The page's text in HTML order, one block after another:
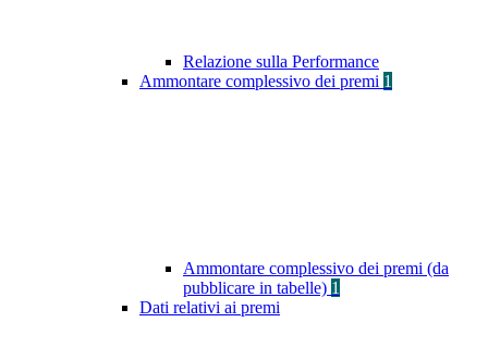
Relazione sulla Performance
Ammontare complessivo dei premi 1
Ammontare complessivo dei premi (da
pubblicare in tabelle) 1
Dati relativi ai premi